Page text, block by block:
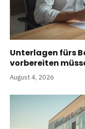
Unterlagen fürs
vorbereiten
August 4, 2026